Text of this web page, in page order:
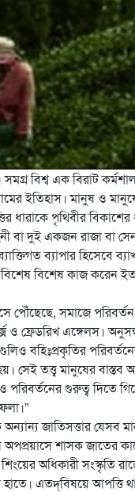
বিশ্ব এক বিরাট
ইতিহাস। মানুষ ও
ধারাকে পৃথিবীর
দুই একজন রাজা বা
ব্যাপার হিসেবে
বিশেষ কাজ করেন
পৌঁছেছে, সমাজে
ও ফ্রেডরিখ এঙ্গেলস।
বহিঃপ্রকৃতির
সেই তত্ত্ব মানুষের
গুরুত্ব দিতে
অন্যান্য জাতিসত্তার
অপপ্রয়াসে শাসক জাতের
অধিকারী সংস্কৃতি
হাতে। এতদ্‌বিষয়ে আপত্তি